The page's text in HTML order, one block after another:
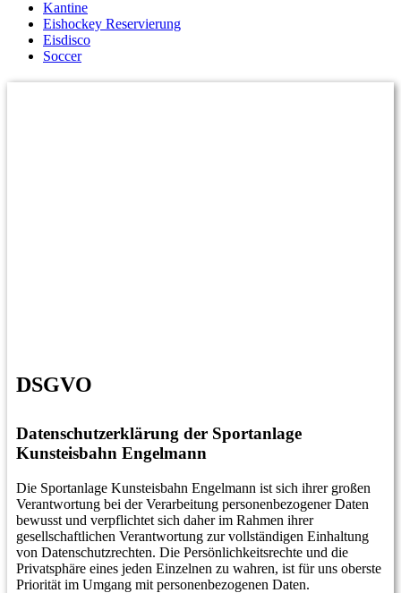
Kantine
Eishockey Reservierung
Eisdisco
Soccer
DSGVO
Datenschutzerklärung der Sportanlage
Kunsteisbahn Engelmann
Die Sportanlage Kunsteisbahn Engelmann ist sich ihrer großen
Verantwortung bei der Verarbeitung personenbezogener Daten
bewusst und verpflichtet sich daher im Rahmen ihrer
gesellschaftlichen Verantwortung zur vollständigen Einhaltung
von Datenschutzrechten. Die Persönlichkeitsrechte und die
Privatsphäre eines jeden Einzelnen zu wahren, ist für uns oberste
Priorität im Umgang mit personenbezogenen Daten.